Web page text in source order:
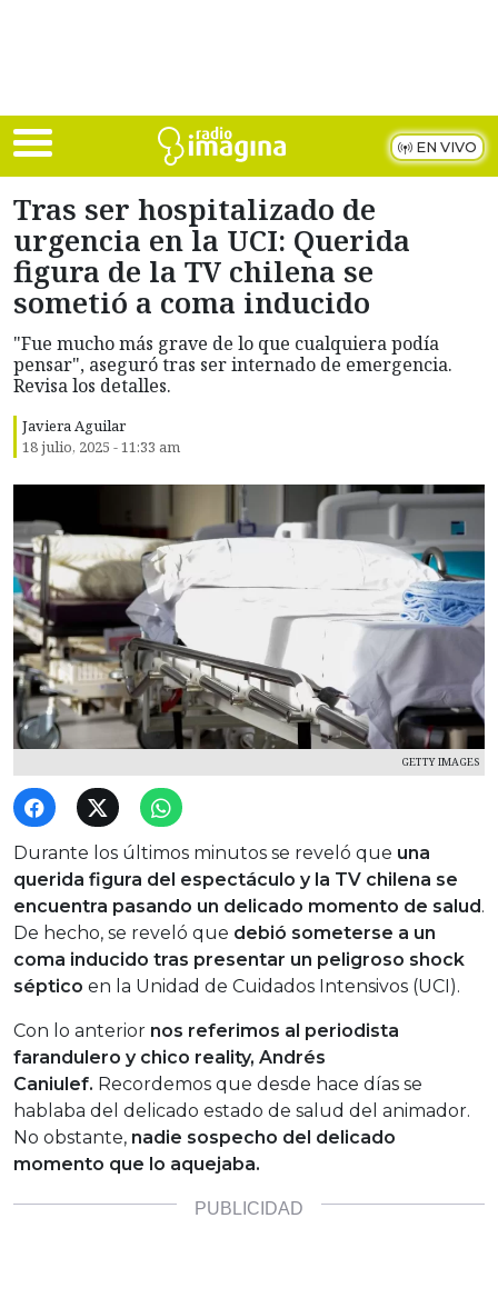
EN VIVO
Tras ser hospitalizado de
urgencia en la UCI: Querida
figura de la TV chilena se
sometió a coma inducido
"Fue mucho más grave de lo que cualquiera podía
pensar", aseguró tras ser internado de emergencia.
Revisa los detalles.
Javiera Aguilar
18 julio, 2025 - 11:33 am
GETTY IMAGES
Durante los últimos minutos se reveló que una
querida figura del espectáculo y la TV chilena se
encuentra pasando un delicado momento de salud .
De hecho, se reveló que debió someterse a un
coma inducido tras presentar un peligroso shock
séptico en la Unidad de Cuidados Intensivos (UCI).
Con lo anterior nos referimos al periodista
farandulero y chico reality, Andrés
Caniulef. Recordemos que desde hace días se
hablaba del delicado estado de salud del animador.
No obstante, nadie sospecho del delicado
momento que lo aquejaba.